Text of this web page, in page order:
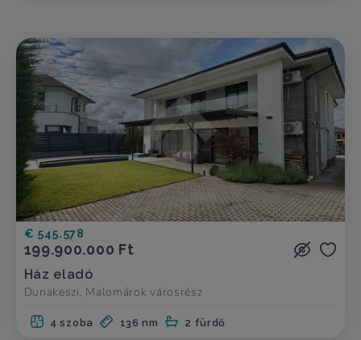
€ 545.578
199.900.000 Ft
Ház eladó
Dunakeszi, Malomárok városrész
4 szoba 136 nm 2 fürdő